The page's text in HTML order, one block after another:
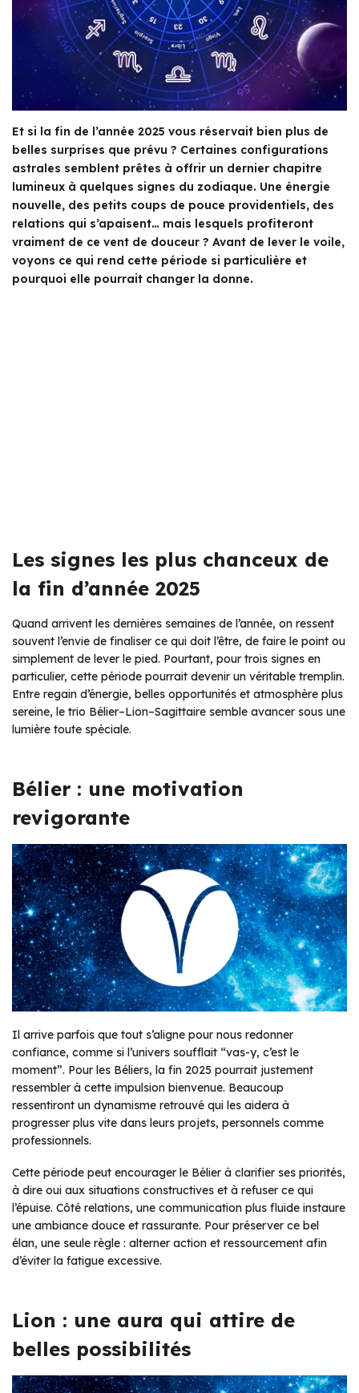
Et si la fin de l’année 2025 vous réservait bien plus de
belles surprises que prévu ? Certaines configurations
astrales semblent prêtes à offrir un dernier chapitre
lumineux à quelques signes du zodiaque. Une énergie
nouvelle, des petits coups de pouce providentiels, des
relations qui s’apaisent… mais lesquels profiteront
vraiment de ce vent de douceur ? Avant de lever le voile,
voyons ce qui rend cette période si particulière et
pourquoi elle pourrait changer la donne.
Les signes les plus chanceux de
la fin d’année 2025
Quand arrivent les dernières semaines de l’année, on ressent
souvent l’envie de finaliser ce qui doit l’être, de faire le point ou
simplement de lever le pied. Pourtant, pour trois signes en
particulier, cette période pourrait devenir un véritable tremplin.
Entre regain d’énergie, belles opportunités et atmosphère plus
sereine, le trio Bélier–Lion–Sagittaire semble avancer sous une
lumière toute spéciale.
Bélier : une motivation
revigorante
Il arrive parfois que tout s’aligne pour nous redonner
confiance, comme si l’univers soufflait “vas-y, c’est le
moment”. Pour les Béliers, la fin 2025 pourrait justement
ressembler à cette impulsion bienvenue. Beaucoup
ressentiront un dynamisme retrouvé qui les aidera à
progresser plus vite dans leurs projets, personnels comme
professionnels.
Cette période peut encourager le Bélier à clarifier ses priorités,
à dire oui aux situations constructives et à refuser ce qui
l’épuise. Côté relations, une communication plus fluide instaure
une ambiance douce et rassurante. Pour préserver ce bel
élan, une seule règle : alterner action et ressourcement afin
d’éviter la fatigue excessive.
Lion : une aura qui attire de
belles possibilités